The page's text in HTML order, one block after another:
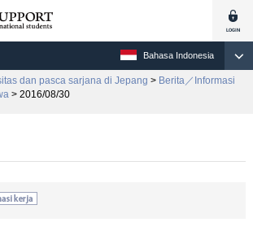
Bahasa Indonesia
dan pasca sarjana di Jepang > Berita／Informasi
> 2016/08/30